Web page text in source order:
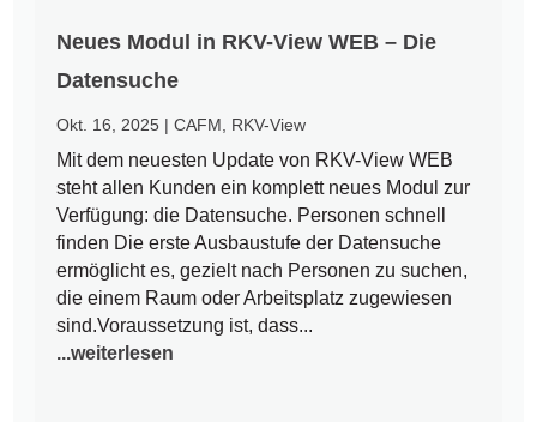
Neues Modul in RKV-View WEB – Die
Datensuche
Okt. 16, 2025 |CAFM RKV-View
Mit dem neuesten Update von RKV-View WEB
steht allen Kunden ein komplett neues Modul zur
Verfügung: die Datensuche. Personen schnell
finden Die erste Ausbaustufe der Datensuche
ermöglicht es, gezielt nach Personen zu suchen,
die einem Raum oder Arbeitsplatz zugewiesen
sind.Voraussetzung ist, dass...
...weiterlesen